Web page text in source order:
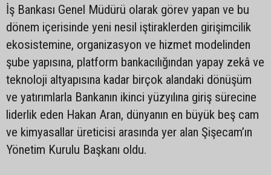
İş Bankası Genel Müdürü olarak görev yapan ve bu
dönem içerisinde yeni nesil iştiraklerden girişimcilik
ekosistemine, organizasyon ve hizmet modelinden
şube yapısına, platform bankacılığından yapay zekâ ve
teknoloji altyapısına kadar birçok alandaki dönüşüm
ve yatırımlarla Bankanın ikinci yüzyılına giriş sürecine
liderlik eden Hakan Aran, dünyanın en büyük beş cam
ve kimyasallar üreticisi arasında yer alan Şişecam’ın
Yönetim Kurulu Başkanı oldu.